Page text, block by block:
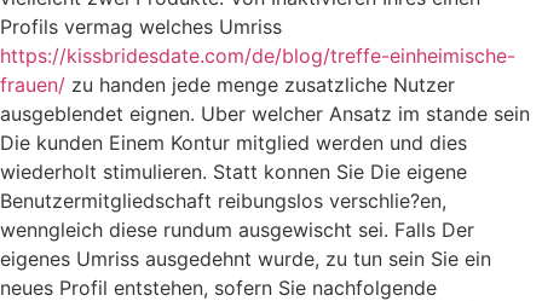
Profils vermag welches Umriss
https://kissbridesdate.com/de/blog/treffe-einheimische-
frauen/ zu handen jede menge zusatzliche Nutzer
ausgeblendet eignen. Uber welcher Ansatz im stande sein
Die kunden Einem Kontur mitglied werden und dies
wiederholt stimulieren. Statt konnen Sie Die eigene
Benutzermitgliedschaft reibungslos verschlie?en,
wenngleich diese rundum ausgewischt sei. Falls Der
eigenes Umriss ausgedehnt wurde, zu tun sein Sie ein
neues Profil entstehen, sofern Sie nachfolgende